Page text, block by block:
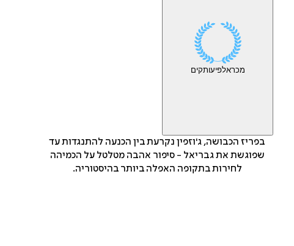
מכראלפיעותקים
בפריז הכבושה, ג'וזפין נקרעת בין הכנעה להתנגדות עד
שפוגשת את גבריאל - סיפור אהבה מטלטל על הכמיהה
לחירות בתקופה האפלה ביותר בהיסטוריה.